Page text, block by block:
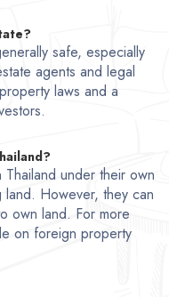
safe, especially
agents and legal
laws and a
under their own
However, they can
own land. For more
on foreign property